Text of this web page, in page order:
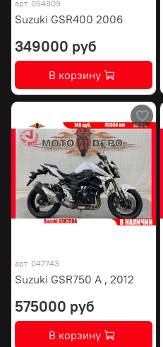
арт. 054809
Suzuki GSR400 2006
349000 руб
В корзину
арт. 047743
Suzuki GSR750 A , 2012
575000 руб
В корзину